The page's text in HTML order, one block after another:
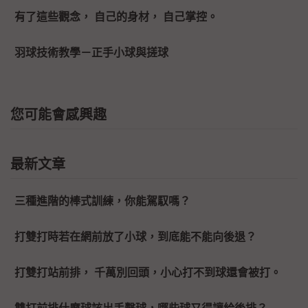
有了這些觀念， 自己的身材， 自己掌控。
羽球技術教學－正手小球與搓球
您可能會感興趣
最新文章
三種進階的棒式訓練，你能駕馭嗎？
打雙打時若在網前放了小球，到底能不能向後退？
打雙打站前排， 千萬別回頭，小心打不到球還會被打。